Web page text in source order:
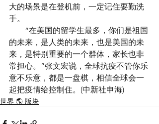
大的场景是在登机前，一定记住要勤洗
手。
“在美国的留学生最多，你们是祖国
的未来，是人类的未来，也是美国的未
来，是特别重要的一个群体，家长也非
常担心。”张文宏说，全球抗疫不管你乐
意不乐意，都是一盘棋，相信全球会一
起把疫情给控制住。(中新社申海)
世界 🌎 版块